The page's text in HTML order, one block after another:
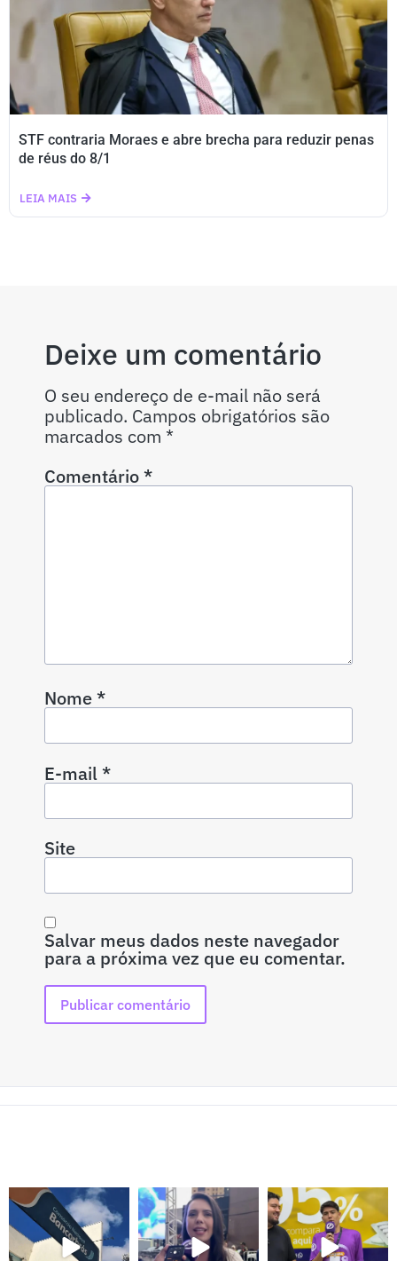
STF contraria Moraes e abre brecha para reduzir penas
de réus do 8/1
LEIA MAIS
Deixe um comentário
O seu endereço de e-mail não será
publicado. Campos obrigatórios são
marcados com *
Comentário*
Nome*
E-mail*
Site
Salvar meus dados neste navegador
para a próxima vez que eu comentar.